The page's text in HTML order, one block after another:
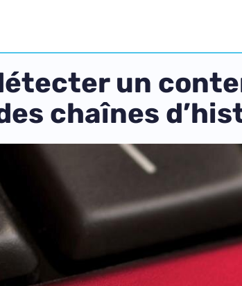
un
chaînes